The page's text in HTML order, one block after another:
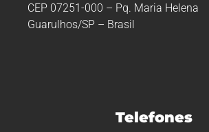
CEP 07251-000 – Pq. Maria Helena
Guarulhos/SP – Brasil
Telefones